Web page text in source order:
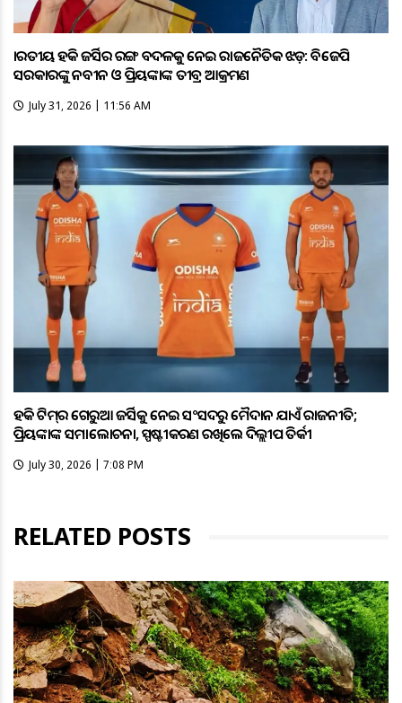
ଭାରତୀୟ ହକି ଜର୍ସିର ରଙ୍ଗ ବଦଳକୁ ନେଇ ରାଜନୈତିକ ଝଡ଼: ବିଜେପି
ସରକାରଙ୍କୁ ନବୀନ ଓ ପ୍ରିୟଙ୍କାଙ୍କ ତୀବ୍ର ଆକ୍ରମଣ
July 31, 2026 | 11:56 AM
ହକି ଟିମ୍‌ର ଗେରୁଆ ଜର୍ସିକୁ ନେଇ ସଂସଦରୁ ମୈଦାନ ଯାଏଁ ରାଜନୀତି;
ପ୍ରିୟଙ୍କାଙ୍କ ସମାଲୋଚନା, ସ୍ପଷ୍ଟୀକରଣ ରଖିଲେ ଦିଲ୍ଲୀପ ତିର୍କୀ
July 30, 2026 | 7:08 PM
RELATED POSTS